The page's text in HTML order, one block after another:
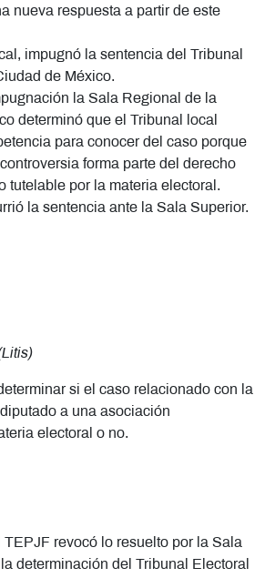
nueva respuesta a partir de este
impugnó la sentencia del Tribunal
de México.
la Sala Regional de la
determinó que el Tribunal local
para conocer del caso porque
forma parte del derecho
tutelable por la materia electoral.
la sentencia ante la Sala Superior.
si el caso relacionado con la
a una asociación
electoral o no.
TEPJF revocó lo resuelto por la Sala
determinación del Tribunal Electoral